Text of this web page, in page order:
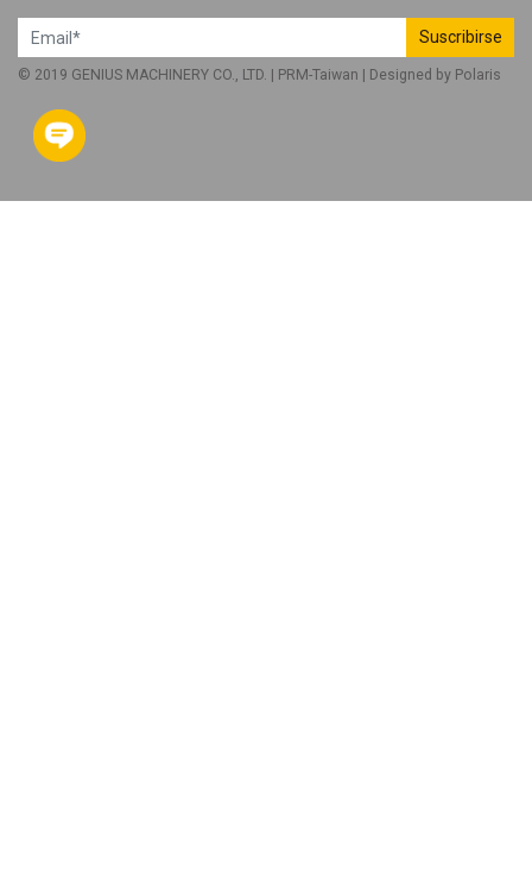
Suscribirse
© 2019 GENIUS MACHINERY CO., LTD. | PRM-Taiwan | Designed by Polaris